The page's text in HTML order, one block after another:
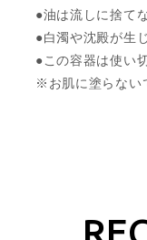
●油は流しに捨て
●白濁や沈殿が生
●この容器は使い
※お肌に塗らない